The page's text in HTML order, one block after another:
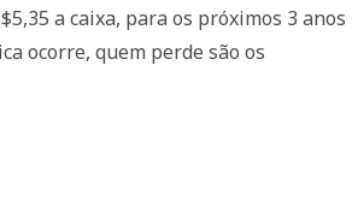
a caixa, para os próximos 3 anos
ocorre, quem perde são os